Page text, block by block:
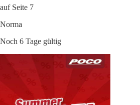
auf Seite 7
Norma
Noch 6 Tage gültig